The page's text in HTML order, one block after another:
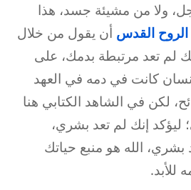
ولا من مشيئة جسد، هذا
الروح القدس أن يقول من خلال
لم تعد مرتبطة بدمك، على
كانت في دمه في العهد
لكن في الشاهد الكتابي هنا
ليؤكد إنك لم تعد بشري،
بشري، الله هو منبع حياتك